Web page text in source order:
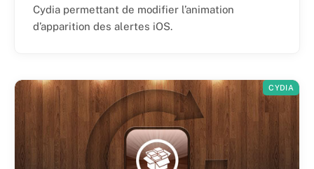
Cydia permettant de modifier l’animation
d’apparition des alertes iOS.
CYDIA